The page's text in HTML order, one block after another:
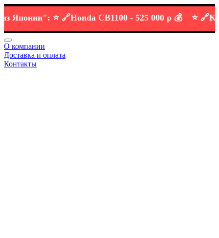
⭐️ 🔗Honda CB1100 -525 000 р 💰 ⭐️ 🔗KTM
О компании
Доставка и оплата
Контакты